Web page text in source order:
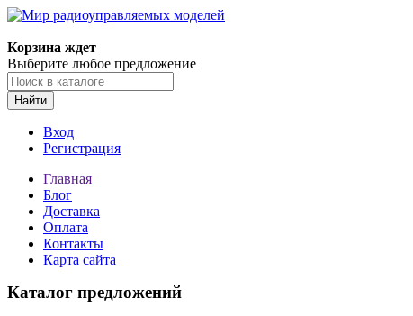
Корзина ждет
Выберите любое предложение
Найти
Вход
Регистрация
Главная
Блог
Доставка
Оплата
Контакты
Карта сайта
Каталог предложений